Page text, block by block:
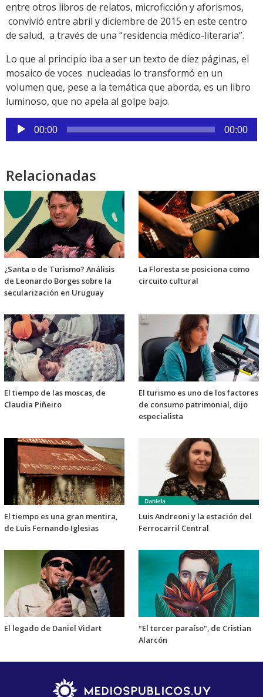
entre otros libros de relatos, microficción y aforismos,
convivió entre abril y diciembre de 2015 en este centro
de salud, a través de una “residencia médico-literaria”.
Lo que al principio iba a ser un texto de diez páginas, el
mosaico de voces nucleadas lo transformó en un
volumen que, pese a la temática que aborda, es un libro
luminoso, que no apela al golpe bajo.
Reproductor
de
00:00 00:00
Relacionadas
¿Santa o de Turismo? Análisis
de Leonardo Borges sobre la
secularización en Uruguay
La Floresta se posiciona como
circuito cultural
El tiempo de las moscas, de
Claudia Piñeiro
El turismo es uno de los factores
de consumo patrimonial, dijo
especialista
El tiempo es una gran mentira,
de Luis Fernando Iglesias
Luis Andreoni y la estación del
Ferrocarril Central
El legado de Daniel Vidart
"El tercer paraíso", de Cristian
Alarcón